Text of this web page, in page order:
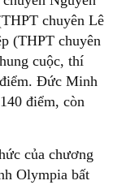
chuyên Lê
(THPT chuyên
cuộc, thí
Đức Minh
điểm, còn
của chương
Olympia bất